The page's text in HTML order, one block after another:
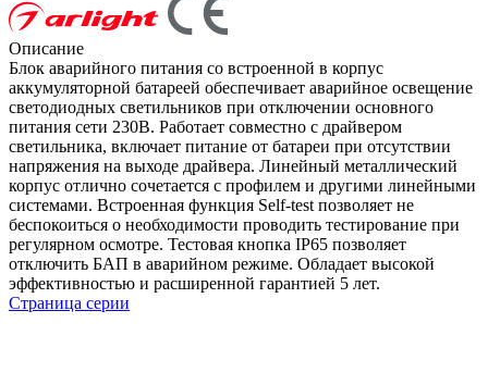
Описание
Блок аварийного питания со встроенной в корпус
аккумуляторной батареей обеспечивает аварийное освещение
светодиодных светильников при отключении основного
питания сети 230В. Работает совместно с драйвером
светильника, включает питание от батареи при отсутствии
напряжения на выходе драйвера. Линейный металлический
корпус отлично сочетается с профилем и другими линейными
системами. Встроенная функция Self-test позволяет не
беспокоиться о необходимости проводить тестирование при
регулярном осмотре. Тестовая кнопка IP65 позволяет
отключить БАП в аварийном режиме. Обладает высокой
эффективностью и расширенной гарантией 5 лет.
Страница серии